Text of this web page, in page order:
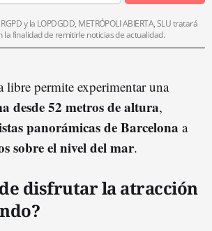
y la LOPDGDD, METRÓPOLI ABIERTA, SLU tratará
la finalidad de remitirle noticias de actualidad.
libre permite experimentar una
desde 52 metros de altura,
panorámicas de Barcelona a
sobre el nivel del mar.
disfrutar la atracción